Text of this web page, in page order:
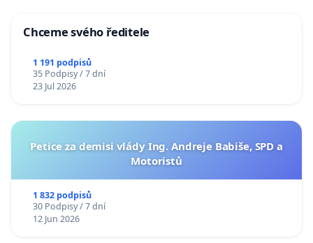
Chceme svého ředitele
1 191 podpisů
35 Podpisy / 7 dní
23 Jul 2026
Petice za demisi vlády Ing. Andreje Babiše, SPD a
Motoristů
1 832 podpisů
30 Podpisy / 7 dní
12 Jun 2026